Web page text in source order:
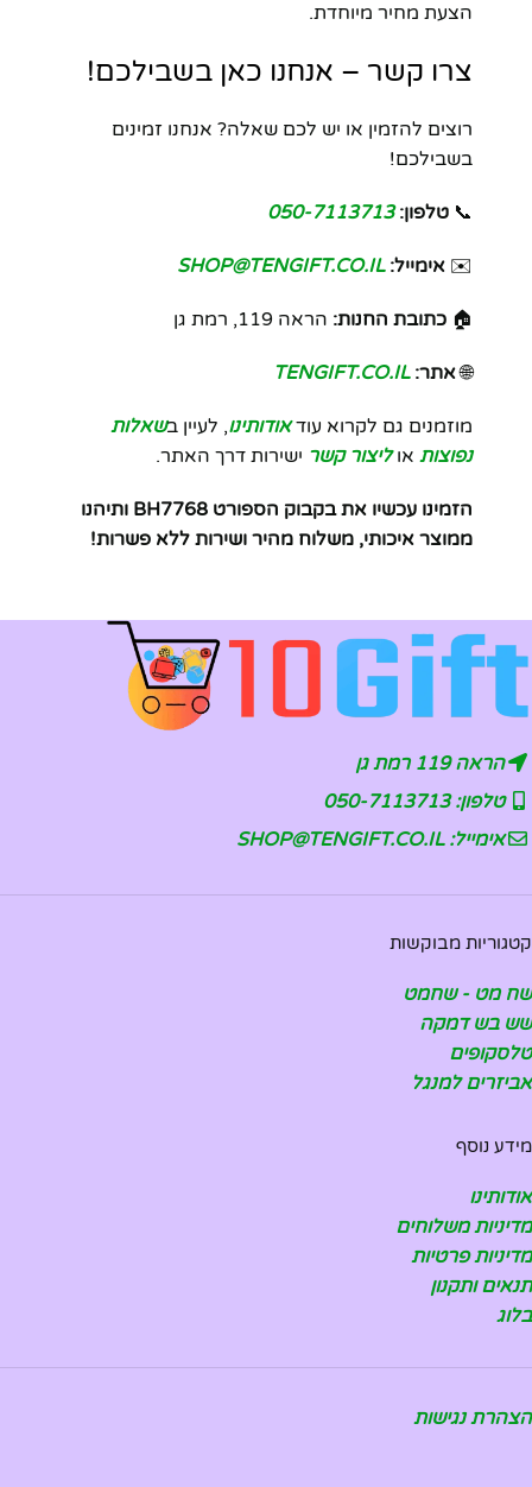
הצעת מחיר מיוחדת.
צרו קשר – אנחנו כאן בשבילכם!
רוצים להזמין או יש לכם שאלה? אנחנו זמינים
בשבילכם!
📞 טלפון: 050-7113713
✉️ אימייל: SHOP@TENGIFT.CO.IL
🏠 כתובת החנות: הראה 119, רמת גן
🌐אתר: TENGIFT.CO.IL
מוזמנים גם לקרוא עודאודותינו, לעיין בשאלות
נפוצות אוליצור קשר ישירות דרך האתר.
הזמינו עכשיו את בקבוק הספורט BH7768 ותיהנו
ממוצר איכותי, משלוח מהיר ושירות ללא פשרות!
הראה 119 רמת גן
טלפון: 050-7113713
אימייל: SHOP@TENGIFT.CO.IL
קטגוריות מבוקשות
שח מט - שחמט
שש בש דמקה
טלסקופים
אביזרים למנגל
מידע נוסף
אודותינו
מדיניות משלוחים
מדיניות פרטיות
תנאים ותקנון
בלוג
הצהרת נגישות